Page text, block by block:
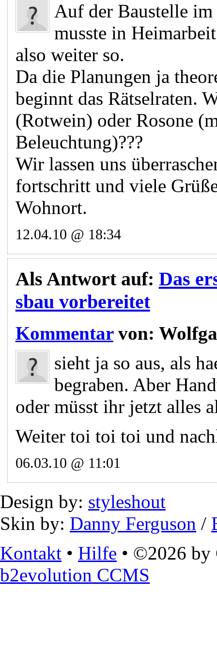
Auf der Baustelle im
musste in
also weiter so.
Da die Planungen ja
beginnt das Rätselraten.
(Rotwein) oder Rosone
Beleuchtung)???
Wir lassen uns
fortschritt und viele
Wohnort.
12.04.10 @ 18:34
Als Antwort auf: Das
sbau vorbereitet
Kommentarvon:
sieht ja so aus, als
begraben. Aber
oder müsst ihr jetzt alles
Weiter toi toi toi und
06.03.10 @ 11:01
Design by: styleshout
Skin by: Danny Ferguson /
Kontakt • Hilfe • ©2026 by
b2evolution CCMS